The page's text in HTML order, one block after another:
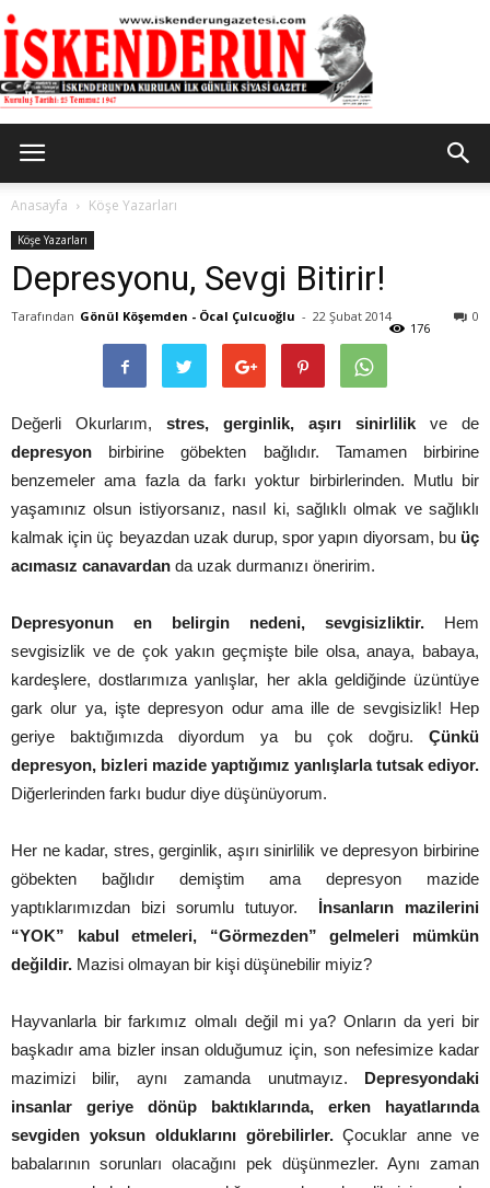
Gazetesi
Anasayfa Köşe Yazarları
Köşe Yazarları
Depresyonu, Sevgi Bitirir!
Tarafından Gönül Köşemden - Öcal Çulcuoğlu - 22 Şubat 2014 0
176
Değerli Okurlarım, stres, gerginlik, aşırı sinirlilik ve de
depresyon birbirine göbekten bağlıdır. Tamamen birbirine
benzemeler ama fazla da farkı yoktur birbirlerinden. Mutlu bir
yaşamınız olsun istiyorsanız, nasıl ki, sağlıklı olmak ve sağlıklı
kalmak için üç beyazdan uzak durup, spor yapın diyorsam, bu üç
acımasız canavardan da uzak durmanızı öneririm.
Depresyonun en belirgin nedeni, sevgisizliktir. Hem
sevgisizlik ve de çok yakın geçmişte bile olsa, anaya, babaya,
kardeşlere, dostlarımıza yanlışlar, her akla geldiğinde üzüntüye
gark olur ya, işte depresyon odur ama ille de sevgisizlik! Hep
geriye baktığımızda diyordum ya bu çok doğru. Çünkü
depresyon, bizleri mazide yaptığımız yanlışlarla tutsak ediyor.
Diğerlerinden farkı budur diye düşünüyorum.
Her ne kadar, stres, gerginlik, aşırı sinirlilik ve depresyon birbirine
göbekten bağlıdır demiştim ama depresyon mazide
yaptıklarımızdan bizi sorumlu tutuyor. İnsanların mazilerini
“YOK” kabul etmeleri, “Görmezden” gelmeleri mümkün
değildir. Mazisi olmayan bir kişi düşünebilir miyiz?
Hayvanlarla bir farkımız olmalı değil mi ya? Onların da yeri bir
başkadır ama bizler insan olduğumuz için, son nefesimize kadar
mazimizi bilir, aynı zamanda unutmayız. Depresyondaki
insanlar geriye dönüp baktıklarında, erken hayatlarında
sevgiden yoksun olduklarını görebilirler.Çocuklar anne ve
babalarının sorunları olacağını pek düşünmezler. Aynı zaman